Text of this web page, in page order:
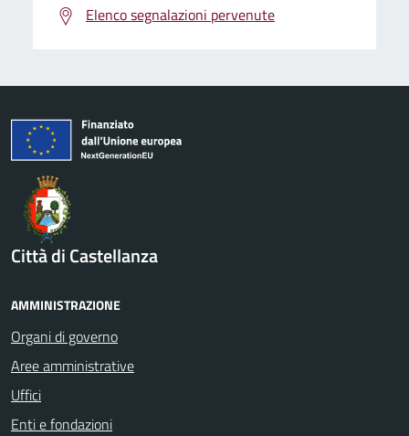
Elenco segnalazioni pervenute
Città di Castellanza
AMMINISTRAZIONE
Organi di governo
Aree amministrative
Uffici
Enti e fondazioni